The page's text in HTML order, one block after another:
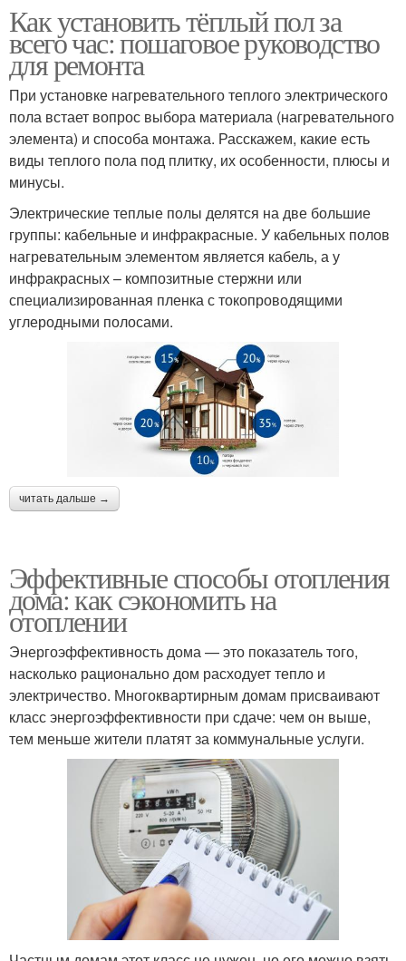
Как установить тёплый пол за
всего час: пошаговое руководство
для ремонта
При установке нагревательного теплого электрического
пола встает вопрос выбора материала (нагревательного
элемента) и способа монтажа. Расскажем, какие есть
виды теплого пола под плитку, их особенности, плюсы и
минусы.
Электрические теплые полы делятся на две большие
группы: кабельные и инфракрасные. У кабельных полов
нагревательным элементом является кабель, а у
инфракрасных – композитные стержни или
специализированная пленка с токопроводящими
углеродными полосами.
читать дальше →
Эффективные способы отопления
дома: как сэкономить на
отоплении
Энергоэффективность дома — это показатель того,
насколько рационально дом расходует тепло и
электричество. Многоквартирным домам присваивают
класс энергоэффективности при сдаче: чем он выше,
тем меньше жители платят за коммунальные услуги.